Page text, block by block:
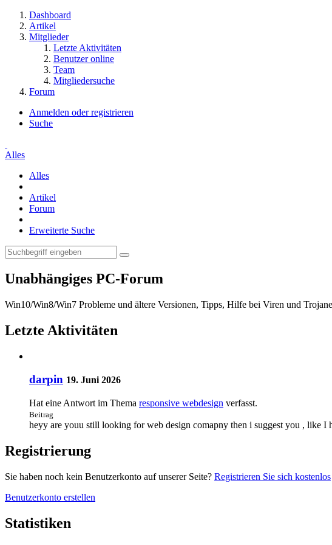
Dashboard
Artikel
Mitglieder
Letzte Aktivitäten
Benutzer online
Team
Mitgliedersuche
Forum
Anmelden oder registrieren
Suche
Alles
Alles
Artikel
Forum
Erweiterte Suche
Unabhängiges PC-Forum
Win10/Win8/Win7 Probleme und ältere Versionen, Tipps, Hilfe bei Viren und
Letzte Aktivitäten
darpin 19. Juni 2026
Hat eine Antwort im Thema responsive webdesign verfasst.
Beitrag
heyy are youu still looking for web design comapny then i suggest you , like I
Registrierung
Sie haben noch kein Benutzerkonto auf unserer Seite? Registrieren Sie sich kostenlos
Benutzerkonto erstellen
Statistiken